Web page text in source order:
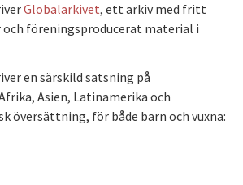
Globalarkivet, ett arkiv med fritt
föreningsproducerat material i
en särskild satsning på
Asien, Latinamerika och
översättning, för både barn och vuxna: